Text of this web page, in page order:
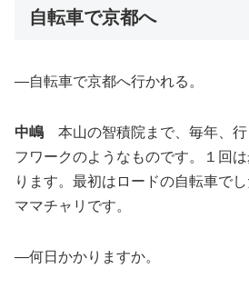
自転車で京都へ
―自転車で京都へ行かれる。
中嶋 本山の智積院まで、毎年、行
フワークのようなものです。１回
ります。最初はロードの自転車で
ママチャリです。
―何日かかりますか。